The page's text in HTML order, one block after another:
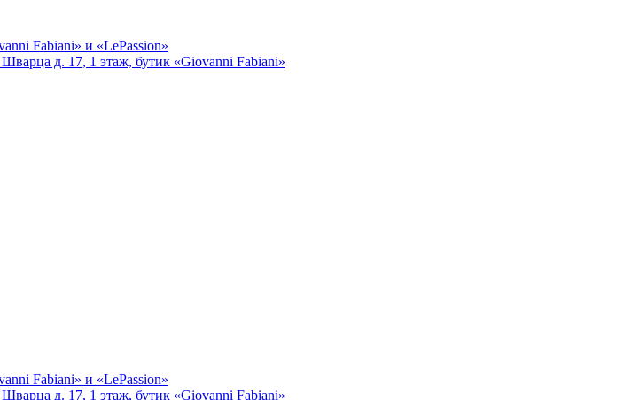
Fabiani» и «LePassion»
д. 17, 1 этаж, бутик «Giovanni Fabiani»
Fabiani» и «LePassion»
д. 17, 1 этаж, бутик «Giovanni Fabiani»